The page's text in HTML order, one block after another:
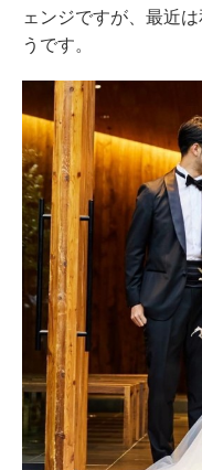
ェンジですが、最近
うです。